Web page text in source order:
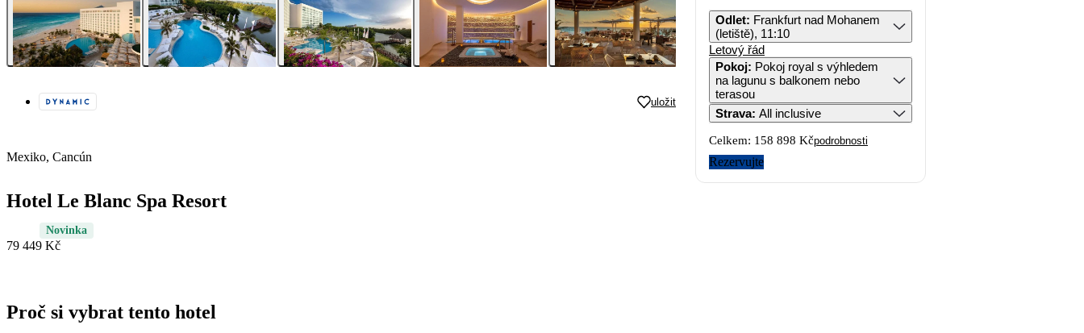
uložit
Mexiko, Cancún
Hotel Le Blanc Spa Resort
Novinka
79 449 Kč
Proč si vybrat tento hotel
Odlet: Frankfurt nad Mohanem
(letiště), 11:10
Letový řád
Pokoj: Pokoj royal s výhledem
na lagunu s balkonem nebo
terasou
Strava: All inclusive
Celkem: 158 898 Kčpodrobnosti
Rezervujte